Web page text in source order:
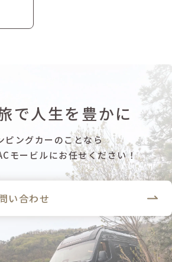
で人生を豊かに
ピングカーのことなら
モービルにお任せください！
い合わせ